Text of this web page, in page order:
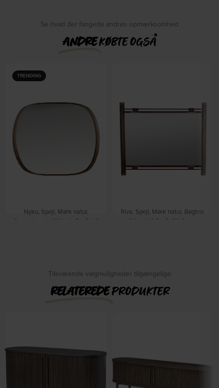
Se hvad der fangede andres opmærksomhed
ANDREKØBTE OGSÅ
TRENDING
Nyko, Spejl, Mørk natur,
Gummitræ (L: 120 x H: 5 x B: 40
Riva, Spejl, Mørk natur, Bøgtræ
(L: 130 x H: 3,5 x B: 59,5 cm.) by
Tilsvarende valgmuligheder tilgængelige
RELATEREDEPRODUKTER